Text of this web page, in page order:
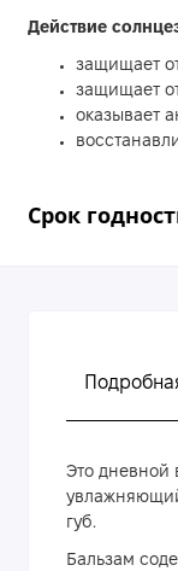
Действие
защищает
защищает
оказывает
Срок
Это дневной
губ.
Бальзам